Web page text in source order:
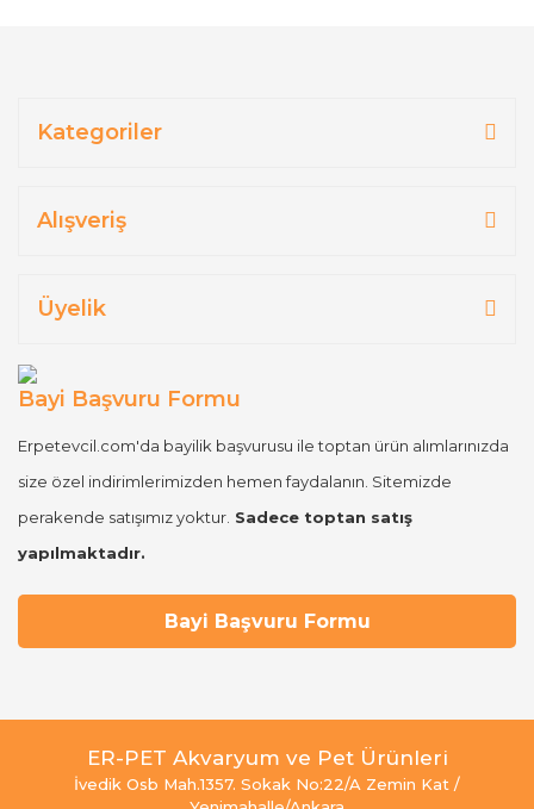
Kategoriler
Alışveriş
Üyelik
Bayi Başvuru Formu
Erpetevcil.com'da bayilik başvurusu ile toptan ürün alımlarınızda
size özel indirimlerimizden hemen faydalanın. Sitemizde
perakende satışımız yoktur. Sadece toptan satış
yapılmaktadır.
Bayi Başvuru Formu
ER-PET Akvaryum ve Pet Ürünleri
İvedik Osb Mah.1357. Sokak No:22/A Zemin Kat /